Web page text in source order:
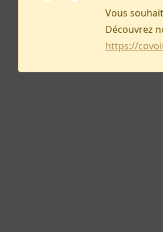
Vous
Découvrez
https://